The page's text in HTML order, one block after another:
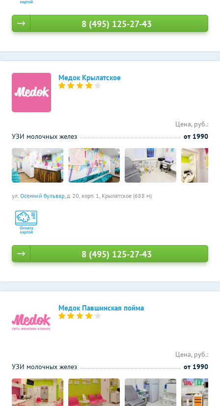
8 (495) 125-27-43
Медок Крылатское
ул. Осенний бульвар, д. 20, корп. 1, Крылатское (688 м)
Цена, руб.:
УЗИ молочных желез
от 1990
8 (495) 125-27-43
Медок Павшинская пойма
Цена, руб.:
УЗИ молочных желез
от 1990